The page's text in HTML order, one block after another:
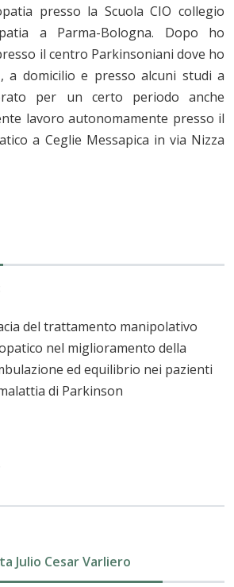
presso la Scuola CIO collegio
a Parma-Bologna. Dopo ho
il centro Parkinsoniani dove ho
a domicilio e presso alcuni studi a
per un certo periodo anche
lavoro autonomamente presso il
a Ceglie Messapica in via Nizza
del trattamento manipolativo
nel miglioramento della
ed equilibrio nei pazienti
di Parkinson
Julio Cesar Varliero